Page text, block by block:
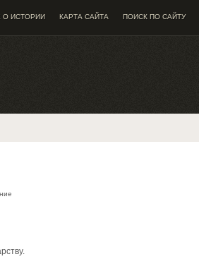
О ИСТОРИИ КАРТА САЙТА ПОИСК ПО САЙТУ